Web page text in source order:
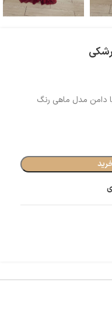
با دامن مدل ماهی رنگ